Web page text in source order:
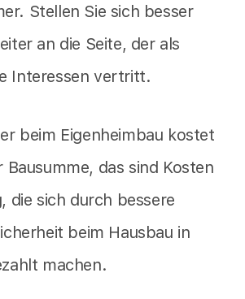
Stellen Sie sich besser
an die Seite, der als
Interessen vertritt.
beim Eigenheimbau kostet
Bausumme, das sind Kosten
die sich durch bessere
beim Hausbau in
machen.